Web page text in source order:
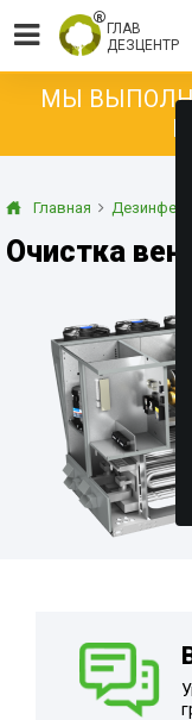
ГЛАВ
ДЕЗЦЕНТР
МЫ
Главная
Очистка